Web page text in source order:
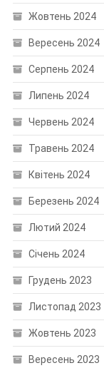
Жовтень 2024
Вересень 2024
Серпень 2024
Липень 2024
Червень 2024
Травень 2024
Квітень 2024
Березень 2024
Лютий 2024
Січень 2024
Грудень 2023
Листопад 2023
Жовтень 2023
Вересень 2023